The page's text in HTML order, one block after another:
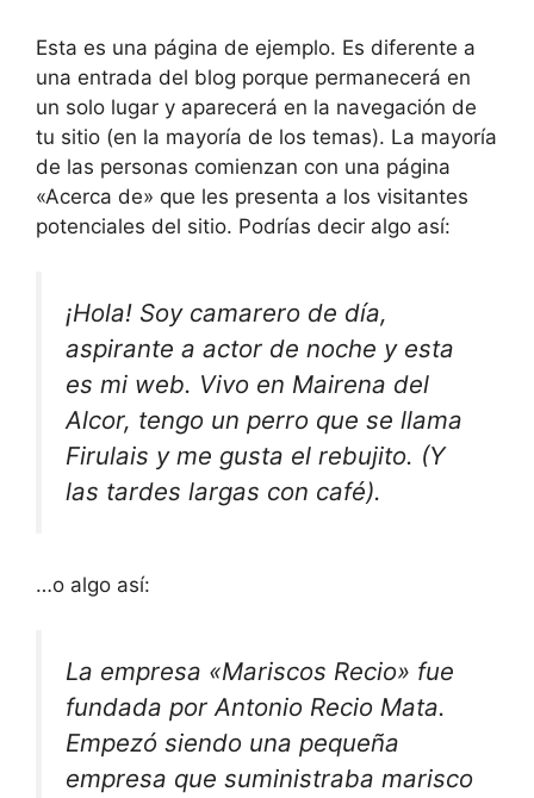
Esta es una página de ejemplo. Es diferente a
una entrada del blog porque permanecerá en
un solo lugar y aparecerá en la navegación de
tu sitio (en la mayoría de los temas). La mayoría
de las personas comienzan con una página
«Acerca de» que les presenta a los visitantes
potenciales del sitio. Podrías decir algo así:
¡Hola! Soy camarero de día,
aspirante a actor de noche y esta
es mi web. Vivo en Mairena del
Alcor, tengo un perro que se llama
Firulais y me gusta el rebujito. (Y
las tardes largas con café).
…o algo así:
La empresa «Mariscos Recio» fue
fundada por Antonio Recio Mata.
Empezó siendo una pequeña
empresa que suministraba marisco